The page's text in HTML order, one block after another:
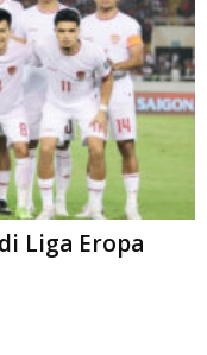
Liga Eropa